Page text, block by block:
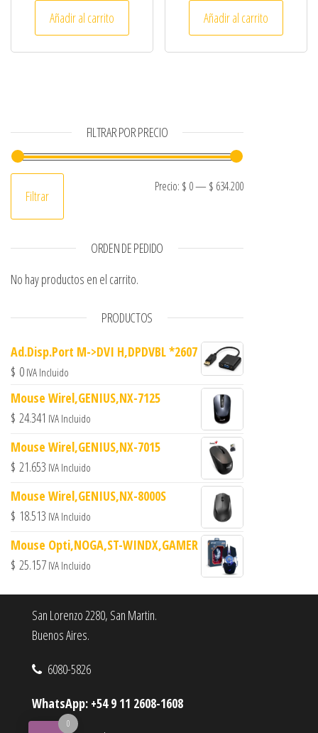
Añadir al carrito Añadir al carrito
FILTRAR POR PRECIO
Precio mínimo
Precio máximo
Filtrar
Precio: $ 0— $ 634.200
ORDEN DE PEDIDO
No hay productos en el carrito.
PRODUCTOS
Ad.Disp.Port M->DVI H,DPDVBL *2607
$ 0 IVA Incluido
Mouse Wirel,GENIUS,NX-7125
$ 24.341 IVA Incluido
Mouse Wirel,GENIUS,NX-7015
$ 21.653 IVA Incluido
Mouse Wirel,GENIUS,NX-8000S
$ 18.513 IVA Incluido
Mouse Opti,NOGA,ST-WINDX,GAMER
$ 25.157 IVA Incluido
San Lorenzo 2280, San Martin.
Buenos Aires.
6080-5826
WhatsApp: +54 9 11 2608-1608
0